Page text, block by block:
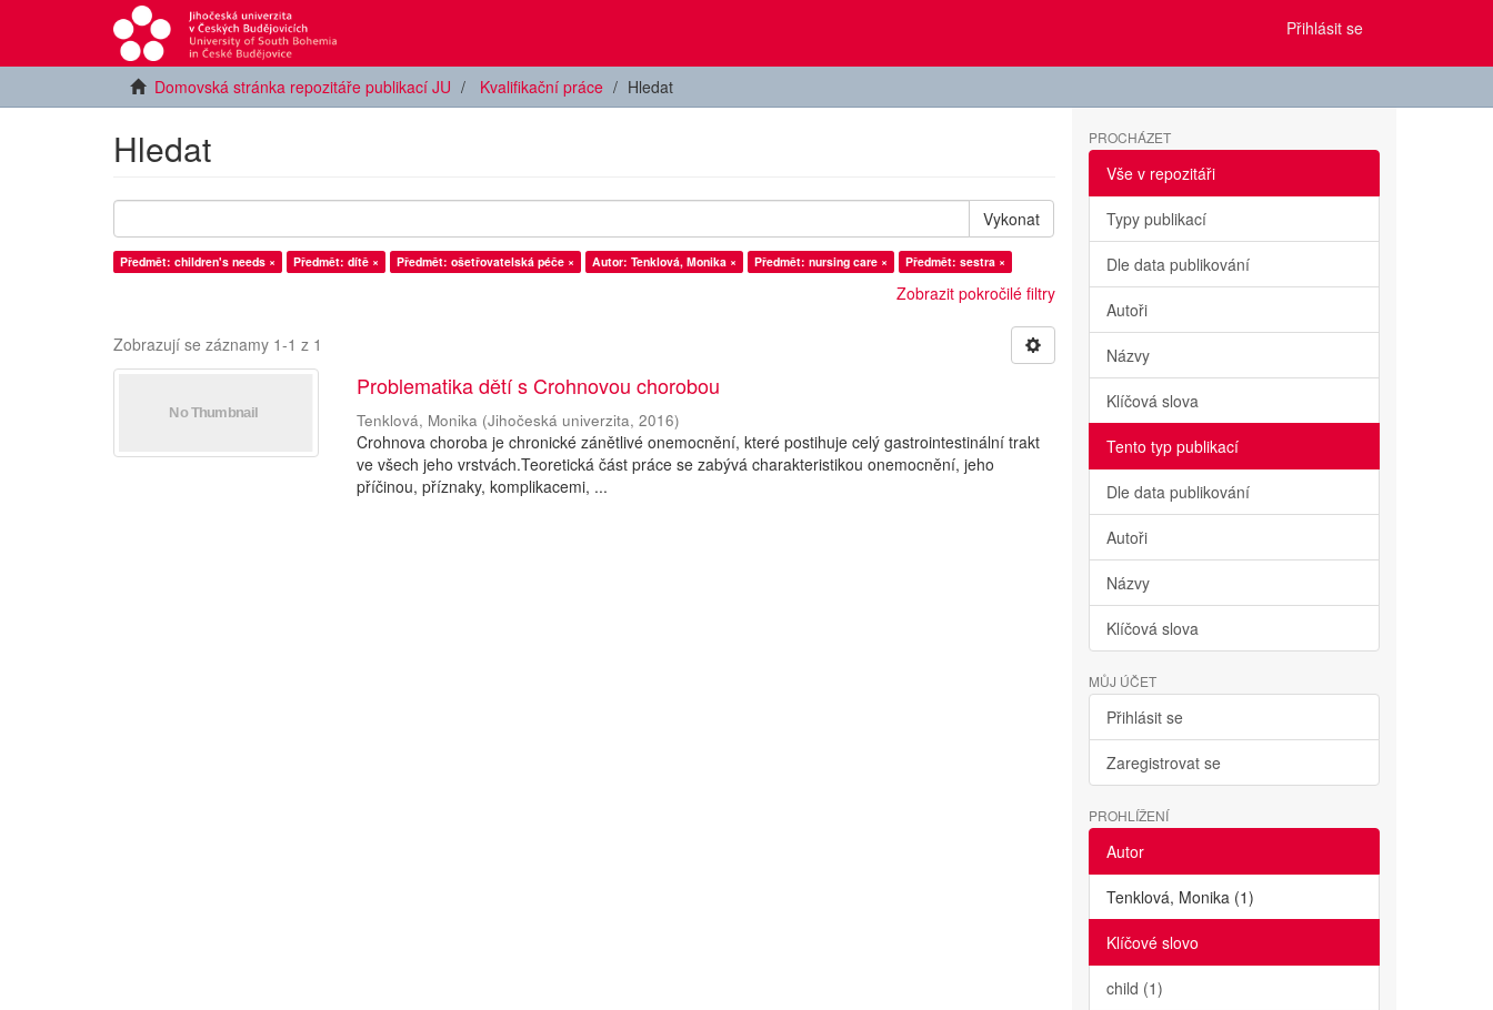
Přihlásit se
Domovská stránka repozitáře publikací JU Kvalifikační práce Hledat
Hledat
Vykonat
Předmět: children's needs × Předmět: dítě × Předmět: ošetřovatelská péče × Autor: Tenklová, Monika × Předmět: nursing care × Předmět: sestra ×
Zobrazit pokročilé filtry
Zobrazují se záznamy 1-1 z 1
Problematika dětí s Crohnovou chorobou
Tenklová, Monika (Jihočeská univerzita,2016)
Crohnova choroba je chronické zánětlivé onemocnění, které postihuje celý gastrointestinální trakt
ve všech jeho vrstvách.Teoretická část práce se zabývá charakteristikou onemocnění, jeho
příčinou, příznaky, komplikacemi, ...
PROCHÁZET
Vše v repozitáři
Typy publikací
Dle data publikování
Autoři
Názvy
Klíčová slova
Tento typ publikací
Dle data publikování
Autoři
Názvy
Klíčová slova
MŮJ ÚČET
Přihlásit se
Zaregistrovat se
PROHLÍŽENÍ
Autor
Tenklová, Monika (1)
Klíčové slovo
child (1)